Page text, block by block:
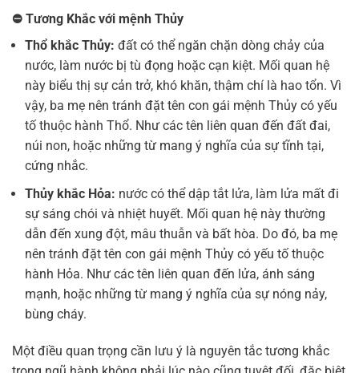
⛔ Tương Khắc với mệnh Thủy
Thổ khắc Thủy: đất có thể ngăn chặn dòng chảy của
nước, làm nước bị tù đọng hoặc cạn kiệt. Mối quan hệ
này biểu thị sự cản trở, khó khăn, thậm chí là hao tổn. Vì
vậy, ba mẹ nên tránh đặt tên con gái mệnh Thủy có yếu
tố thuộc hành Thổ. Như các tên liên quan đến đất đai,
núi non, hoặc những từ mang ý nghĩa của sự tĩnh tại,
cứng nhắc.
Thủy khắc Hỏa: nước có thể dập tắt lửa, làm lửa mất đi
sự sáng chói và nhiệt huyết. Mối quan hệ này thường
dẫn đến xung đột, mâu thuẫn và bất hòa. Do đó, ba mẹ
nên tránh đặt tên con gái mệnh Thủy có yếu tố thuộc
hành Hỏa. Như các tên liên quan đến lửa, ánh sáng
mạnh, hoặc những từ mang ý nghĩa của sự nóng nảy,
bùng cháy.
Một điều quan trọng cần lưu ý là nguyên tắc tương khắc